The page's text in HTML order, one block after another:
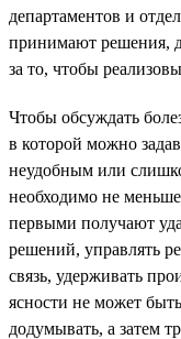
департаментов и
принимают решения,
за то, чтобы
Чтобы обсуждать
в которой можно
неудобным или
необходимо не
первыми получают
решений, управлять
связь, удерживать
ясности не может
додумывать, а затем